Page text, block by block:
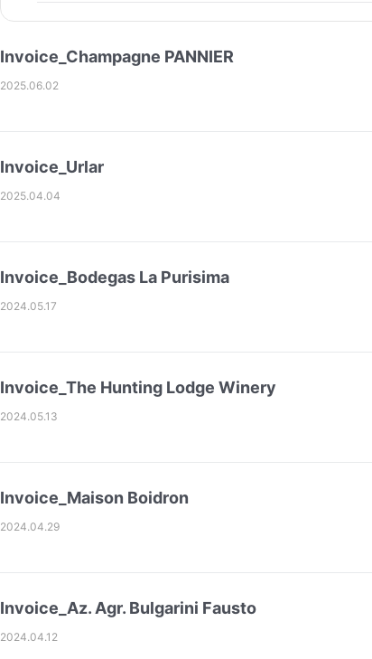
Invoice_Champagne PANNIER
2025.06.02
Invoice_Urlar
2025.04.04
Invoice_Bodegas La Purisima
2024.05.17
Invoice_The Hunting Lodge Winery
2024.05.13
Invoice_Maison Boidron
2024.04.29
Invoice_Az. Agr. Bulgarini Fausto
2024.04.12